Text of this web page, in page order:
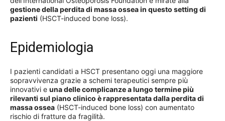
gestione della perdita di massa ossea in questo setting di
pazienti (HSCT-induced bone loss).
Epidemiologia
I pazienti candidati a HSCT presentano oggi una maggiore
sopravvivenza grazie a schemi terapeutici sempre più
innovativi e una delle complicanze a lungo termine più
rilevanti sul piano clinico è rappresentata dalla perdita di
massa ossea (HSCT-induced bone loss) con aumentato
rischio di fratture da fragilità.